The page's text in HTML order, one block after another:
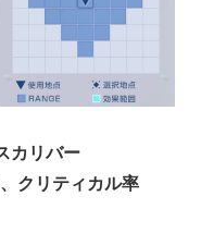
カリバー
クリティカル率